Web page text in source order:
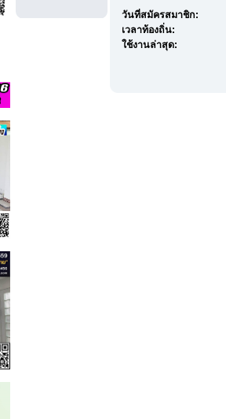
วันที่สมัครสมาชิก:
เวลาท้องถิ่น:
ใช้งานล่าสุด: